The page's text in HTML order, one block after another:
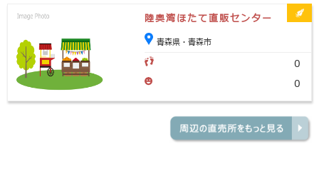
陸奥湾ほたて直販センター
青森県・青森市
0
0